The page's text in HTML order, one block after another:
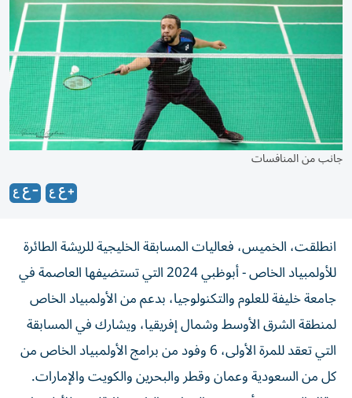
جانب من المنافسات
انطلقت، الخميس، فعاليات المسابقة الخليجية للريشة الطائرة
للأولمبياد الخاص - أبوظبي 2024 التي تستضيفها العاصمة في
جامعة خليفة للعلوم والتكنولوجيا، بدعم من الأولمبياد الخاص
لمنطقة الشرق الأوسط وشمال إفريقيا، ويشارك في المسابقة
التي تعقد للمرة الأولى، 6 وفود من برامج الأولمبياد الخاص من
كل من السعودية وعمان وقطر والبحرين والكويت والإمارات.